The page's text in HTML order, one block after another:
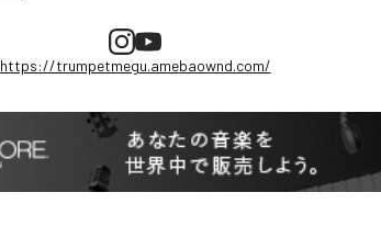
https://trumpetmegu.amebaownd.com/